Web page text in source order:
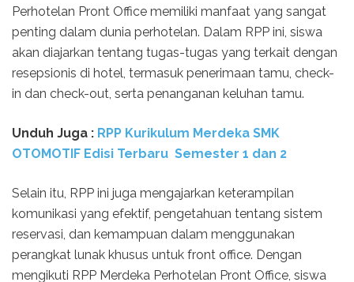
Perhotelan Pront Office memiliki manfaat yang sangat
penting dalam dunia perhotelan. Dalam RPP ini, siswa
akan diajarkan tentang tugas-tugas yang terkait dengan
resepsionis di hotel, termasuk penerimaan tamu, check-
in dan check-out, serta penanganan keluhan tamu.
Unduh Juga : RPP Kurikulum Merdeka SMK
OTOMOTIF Edisi Terbaru Semester 1 dan 2
Selain itu, RPP ini juga mengajarkan keterampilan
komunikasi yang efektif, pengetahuan tentang sistem
reservasi, dan kemampuan dalam menggunakan
perangkat lunak khusus untuk front office. Dengan
mengikuti RPP Merdeka Perhotelan Pront Office, siswa